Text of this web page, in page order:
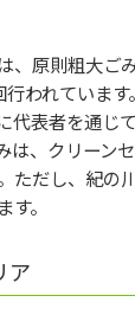
、原則粗大ご
われていま
代表者を通じ
は、クリーン
ただし、紀の
。
ア